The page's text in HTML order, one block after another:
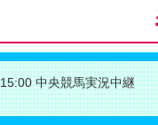
15:00 中央競馬実況中継